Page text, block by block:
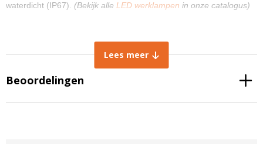
waterdicht (IP67). (Bekijk alle LED werklampen in onze catalogus)
Hoogte: 93 mm
Diepte: 69 mm
Boutafstand: 99,5 x 79,5 mm (hart-op-hart)
Lees meer
Beoordelingen